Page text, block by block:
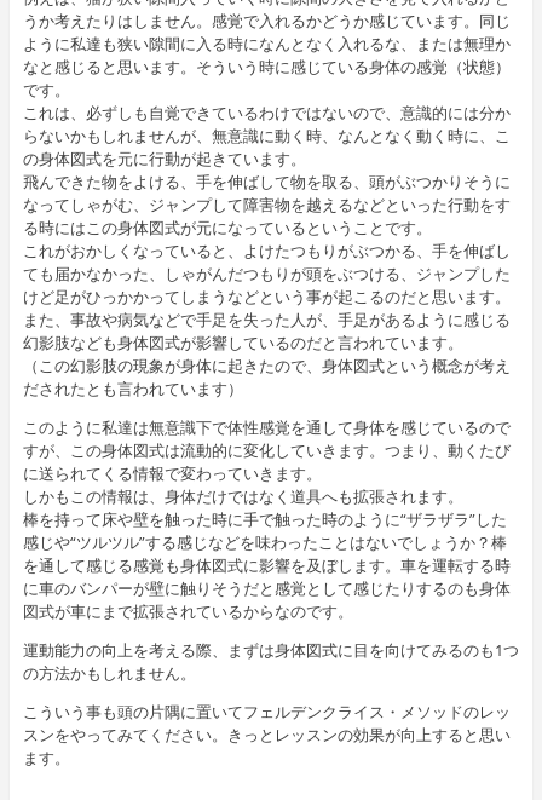
うか考えたりはしません。感覚で入れるかどうか感じています。同じ
ように私達も狭い隙間に入る時になんとなく入れるな、または無理か
なと感じると思います。そういう時に感じている身体の感覚（状態）
です。
これは、必ずしも自覚できているわけではないので、意識的には分か
らないかもしれませんが、無意識に動く時、なんとなく動く時に、こ
の身体図式を元に行動が起きています。
飛んできた物をよける、手を伸ばして物を取る、頭がぶつかりそうに
なってしゃがむ、ジャンプして障害物を越えるなどといった行動をす
る時にはこの身体図式が元になっているということです。
これがおかしくなっていると、よけたつもりがぶつかる、手を伸ばし
ても届かなかった、しゃがんだつもりが頭をぶつける、ジャンプした
けど足がひっかかってしまうなどという事が起こるのだと思います。
また、事故や病気などで手足を失った人が、手足があるように感じる
幻影肢なども身体図式が影響しているのだと言われています。
（この幻影肢の現象が身体に起きたので、身体図式という概念が考え
だされたとも言われています）
このように私達は無意識下で体性感覚を通して身体を感じているので
すが、この身体図式は流動的に変化していきます。つまり、動くたび
に送られてくる情報で変わっていきます。
しかもこの情報は、身体だけではなく道具へも拡張されます。
棒を持って床や壁を触った時に手で触った時のように“ザラザラ”した
感じや“ツルツル”する感じなどを味わったことはないでしょうか？棒
を通して感じる感覚も身体図式に影響を及ぼします。車を運転する時
に車のバンパーが壁に触りそうだと感覚として感じたりするのも身体
図式が車にまで拡張されているからなのです。
運動能力の向上を考える際、まずは身体図式に目を向けてみるのも1つ
の方法かもしれません。
こういう事も頭の片隅に置いてフェルデンクライス・メソッドのレッ
スンをやってみてください。きっとレッスンの効果が向上すると思い
ます。